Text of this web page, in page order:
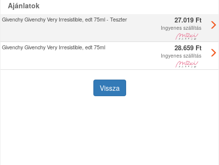
Ajánlatok
Givenchy Givenchy Very Irresistible, edt 75ml - Teszter 27.019 Ft
Ingyenes szállítás
Givenchy Givenchy Very Irresistible, edt 75ml 28.659 Ft
Ingyenes szállítás
Vissza